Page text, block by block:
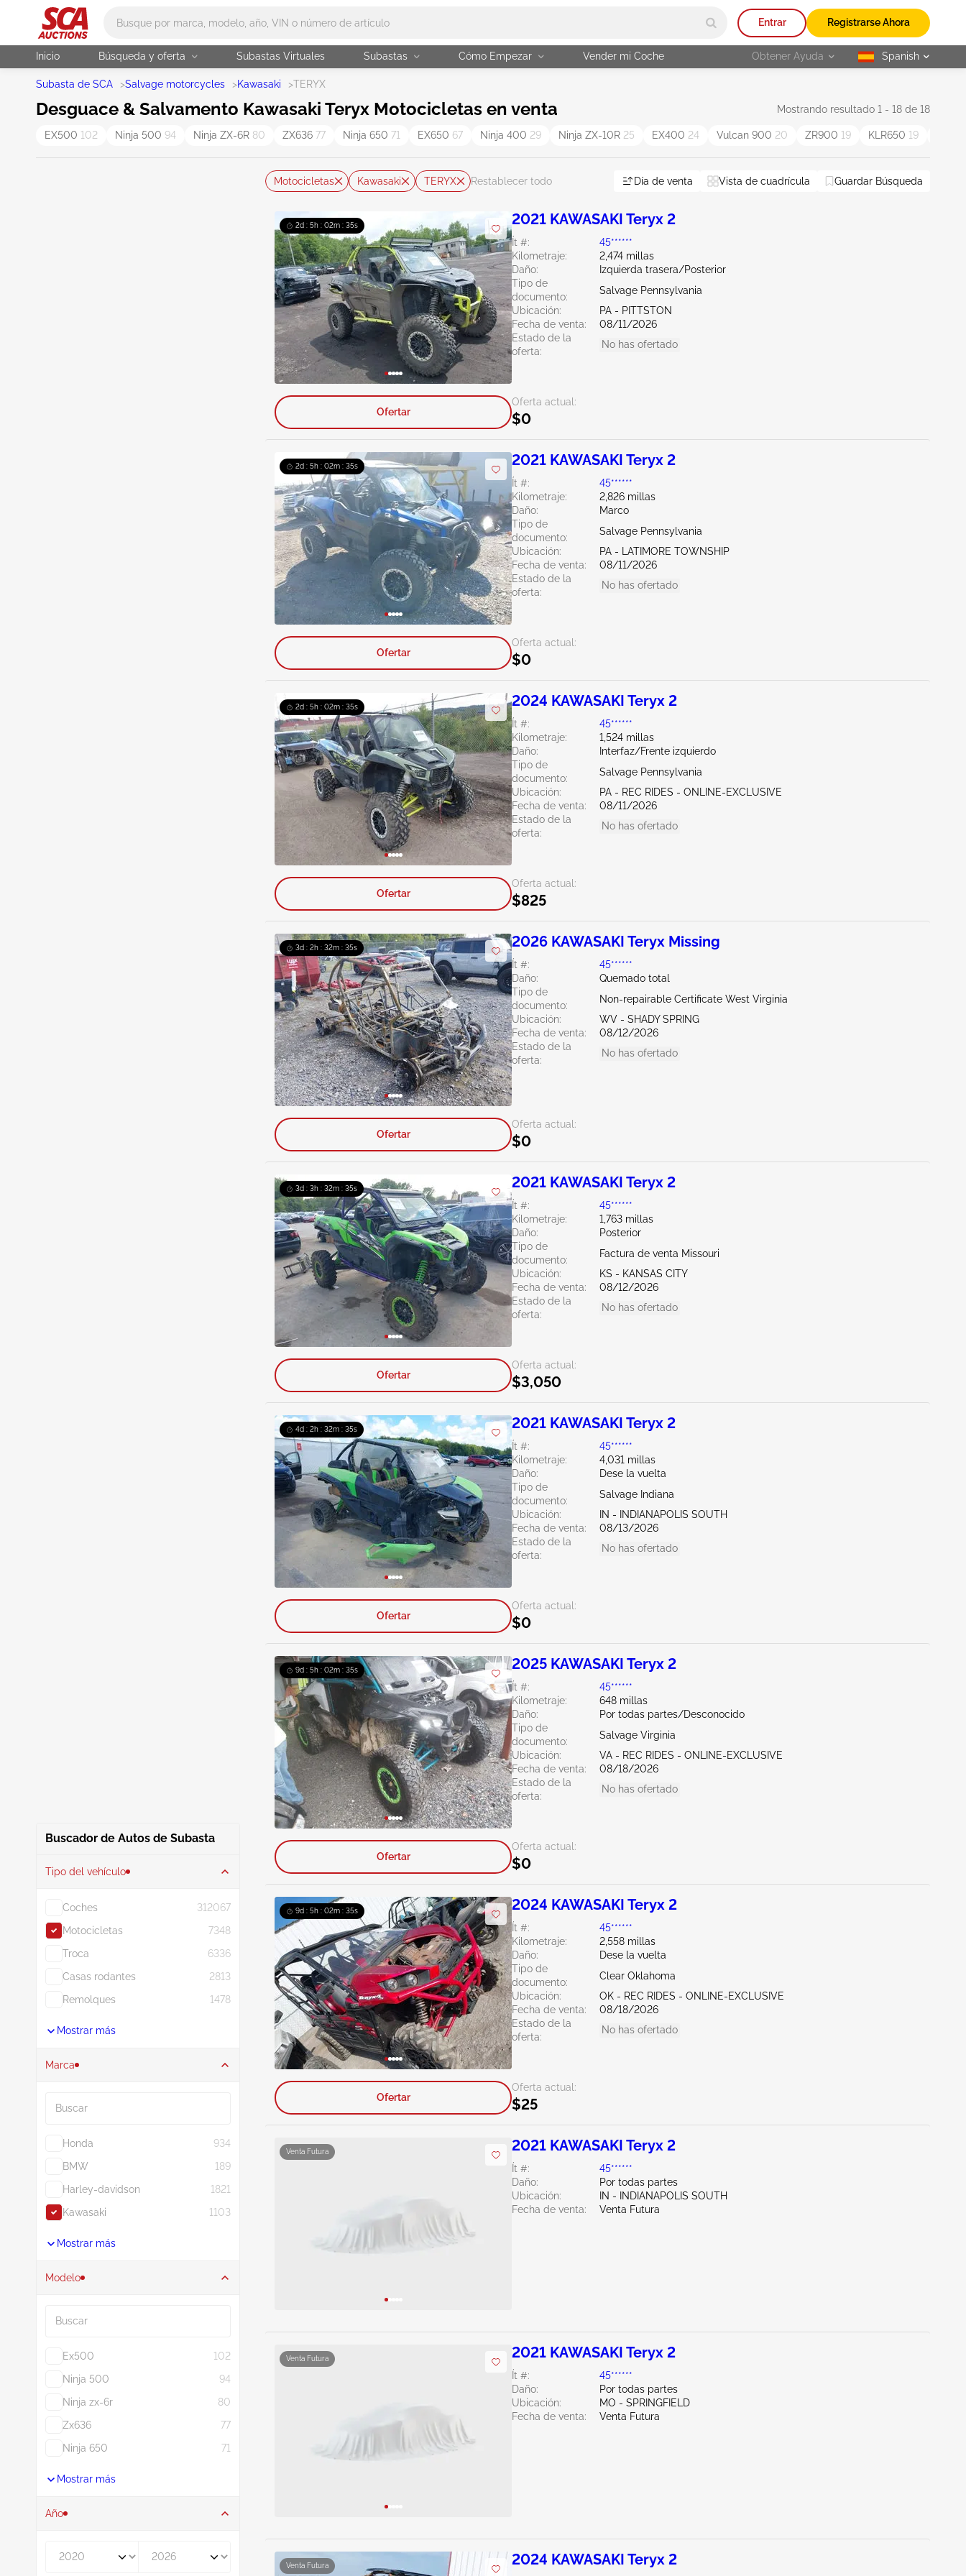
Entrar Registrarse Ahora
Inicio Búsqueda y oferta Subastas Virtuales Subastas Cómo Empezar Vender mi Coche Obtener Ayuda selected
Spanish
Subasta de SCA >Salvage motorcycles >Kawasaki >TERYX
Desguace & Salvamento Kawasaki Teryx Motocicletas en venta Mostrando resultado 1 - 18 de 18
EX500 102 Ninja 500 94 Ninja ZX-6R 80 ZX636 77 Ninja 650 71 EX650 67 Ninja 400 29 Ninja ZX-10R 25 EX400 24 Vulcan 900 20 ZR900 19 KLR650 19
Buscador de Autos de Subasta
Tipo del vehículo
Coches
312067
Motocicletas
7348
Troca
6336
Casas rodantes
2813
Remolques
1478
Mostrar más
Marca
Honda
934
BMW
189
Harley-davidson
1821
Kawasaki
1103
Mostrar más
Modelo
Ex500
102
Ninja 500
94
Ninja zx-6r
80
Zx636
77
Ninja 650
71
Mostrar más
Año
Motocicletas Kawasaki TERYX Restablecer todo Día de venta Vista de cuadrícula Guardar Búsqueda
2d : 5h : 02m : 34s 2021 KAWASAKI Teryx 2
Ít #:
45******
Kilometraje:
2,474 millas
Daño:
Izquierda trasera/Posterior
Tipo de
documento:
Salvage Pennsylvania
Ubicación:
PA - PITTSTON
Fecha de venta:
08/11/2026
Estado de la
oferta:
No has ofertado
Oferta actual:
$0
Ofertar
2d : 5h : 02m : 34s 2021 KAWASAKI Teryx 2
Ít #:
45******
Kilometraje:
2,826 millas
Daño:
Marco
Tipo de
documento:
Salvage Pennsylvania
Ubicación:
PA - LATIMORE TOWNSHIP
Fecha de venta:
08/11/2026
Estado de la
oferta:
No has ofertado
Oferta actual:
$0
Ofertar
2d : 5h : 02m : 34s 2024 KAWASAKI Teryx 2
Ít #:
45******
Kilometraje:
1,524 millas
Daño:
Interfaz/Frente izquierdo
Tipo de
documento:
Salvage Pennsylvania
Ubicación:
PA - REC RIDES - ONLINE-EXCLUSIVE
Fecha de venta:
08/11/2026
Estado de la
oferta:
No has ofertado
Oferta actual:
$825
Ofertar
3d : 2h : 32m : 34s 2026 KAWASAKI Teryx Missing
Ít #:
45******
Daño:
Quemado total
Tipo de
documento:
Non-repairable Certificate West Virginia
Ubicación:
WV - SHADY SPRING
Fecha de venta:
08/12/2026
Estado de la
oferta:
No has ofertado
Oferta actual:
$0
Ofertar
3d : 3h : 32m : 34s 2021 KAWASAKI Teryx 2
Ít #:
45******
Kilometraje:
1,763 millas
Daño:
Posterior
Tipo de
documento:
Factura de venta Missouri
Ubicación:
KS - KANSAS CITY
Fecha de venta:
08/12/2026
Estado de la
oferta:
No has ofertado
Oferta actual:
$3,050
Ofertar
4d : 2h : 32m : 34s 2021 KAWASAKI Teryx 2
Ít #:
45******
Kilometraje:
4,031 millas
Daño:
Dese la vuelta
Tipo de
documento:
Salvage Indiana
Ubicación:
IN - INDIANAPOLIS SOUTH
Fecha de venta:
08/13/2026
Estado de la
oferta:
No has ofertado
Oferta actual:
$0
Ofertar
9d : 5h : 02m : 34s 2025 KAWASAKI Teryx 2
Ít #:
45******
Kilometraje:
648 millas
Daño:
Por todas partes/Desconocido
Tipo de
documento:
Salvage Virginia
Ubicación:
VA - REC RIDES - ONLINE-EXCLUSIVE
Fecha de venta:
08/18/2026
Estado de la
oferta:
No has ofertado
Oferta actual:
$0
Ofertar
9d : 5h : 02m : 34s 2024 KAWASAKI Teryx 2
Ít #:
45******
Kilometraje:
2,558 millas
Daño:
Dese la vuelta
Tipo de
documento:
Clear Oklahoma
Ubicación:
OK - REC RIDES - ONLINE-EXCLUSIVE
Fecha de venta:
08/18/2026
Estado de la
oferta:
No has ofertado
Oferta actual:
$25
Ofertar
Venta Futura 2021 KAWASAKI Teryx 2
Ít #:
45******
Daño:
Por todas partes
Ubicación:
IN - INDIANAPOLIS SOUTH
Fecha de venta:
Venta Futura
Venta Futura 2021 KAWASAKI Teryx 2
Ít #:
45******
Daño:
Por todas partes
Ubicación:
MO - SPRINGFIELD
Fecha de venta:
Venta Futura
Venta Futura 2024 KAWASAKI Teryx 2